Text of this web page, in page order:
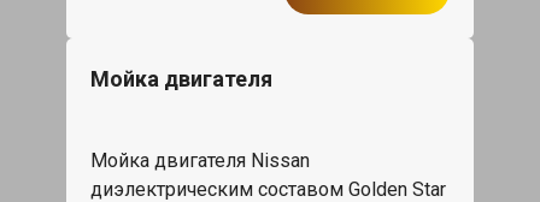
Мойка двигателя
Мойка двигателя Nissan
диэлектрическим составом Golden Star